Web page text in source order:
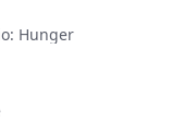
Hunger